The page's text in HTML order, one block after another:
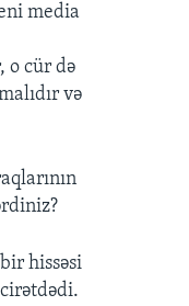
media
o cür də
və
hissəsi